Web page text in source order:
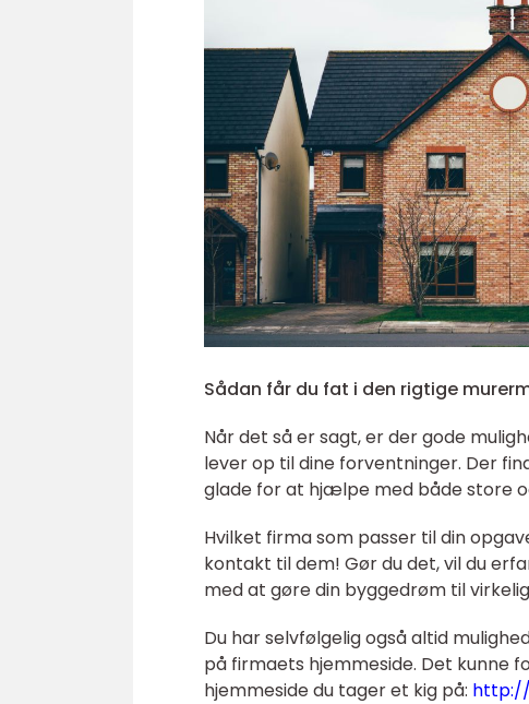
Sådan får du fat i den rigtige
Når det så er sagt, er der gode
lever op til dine forventninger. Der
glade for at hjælpe med både store
Hvilket firma som passer til din
kontakt til dem! Gør du det, vil du
med at gøre din byggedrøm til
Du har selvfølgelig også altid
på firmaets hjemmeside. Det kunne
hjemmeside du tager et kig på: